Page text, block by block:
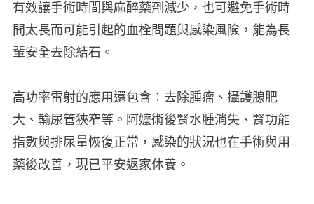
有效讓手術時間與麻醉藥劑減少，也可避免手術時
間太長而可能引起的血栓問題與感染風險，能為長
輩安全去除結石。
高功率雷射的應用還包含：去除腫瘤、攝護腺肥
大、輸尿管狹窄等。阿嬤術後腎水腫消失、腎功能
指數與排尿量恢復正常，感染的狀況也在手術與用
藥後改善，現已平安返家休養。